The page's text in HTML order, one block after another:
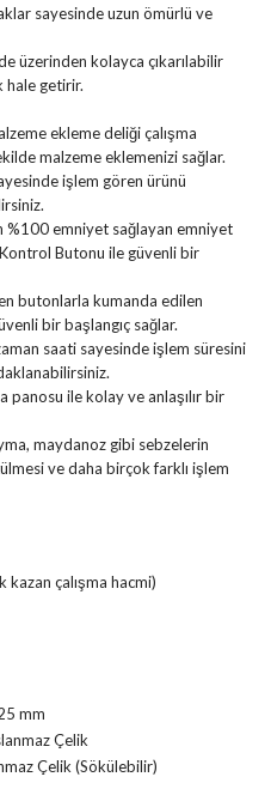
sayesinde uzun ömürlü ve
üzerinden kolayca çıkarılabilir
hale getirir.
ekleme deliği çalışma
malzeme eklemenizi sağlar.
işlem gören ürünü
%100 emniyet sağlayan emniyet
Butonu ile güvenli bir
butonlarla kumanda edilen
bir başlangıç sağlar.
saati sayesinde işlem süresini
panosu ile kolay ve anlaşılır bir
maydanoz gibi sebzelerin
ve daha birçok farklı işlem
kazan çalışma hacmi)
mm
Çelik
Çelik (Sökülebilir)